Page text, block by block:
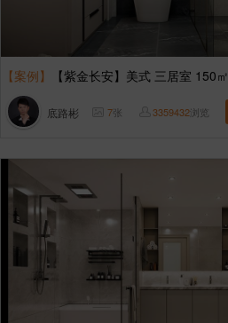
【案例】 【紫金长安】美式 三居室 150㎡
底路彬 7张 3359432浏览